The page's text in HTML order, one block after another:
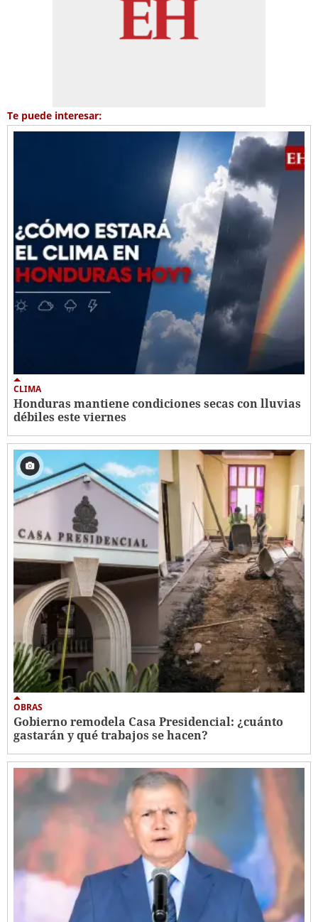
Te puede interesar:
CLIMA
Honduras mantiene condiciones secas con lluvias
débiles este viernes
OBRAS
Gobierno remodela Casa Presidencial: ¿cuánto
gastarán y qué trabajos se hacen?